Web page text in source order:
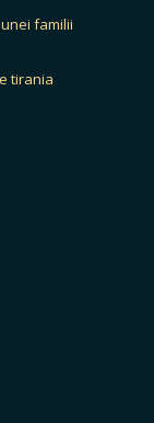
familii
tirania